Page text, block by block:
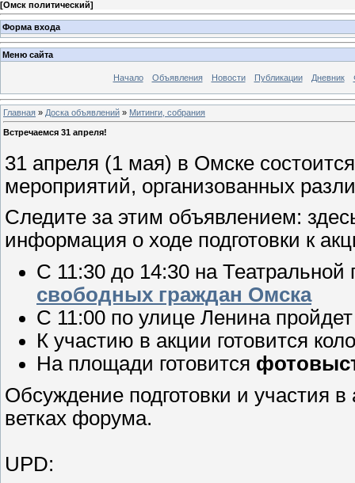
[Омск политический]
Форма входа
Меню сайта
Начало Объявления Новости Публикации Дневник
Главная » Доска объявлений » Митинги, собрания
Встречаемся 31 апреля!
31 апреля (1 мая) в Омске
мероприятий, организованных
Следите за этим объявлением:
информация о ходе подготовки к
С 11:30 до 14:30 на
свободных граждан Омска
С 11:00 по улице Ленина
К участию в акции готовится
На площади готовится
Обсуждение подготовки и участия
ветках форума.
UPD: